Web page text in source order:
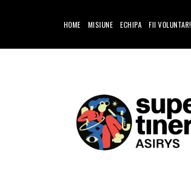
HOME MISIUNE ECHIPA FII VOLUNTAR!